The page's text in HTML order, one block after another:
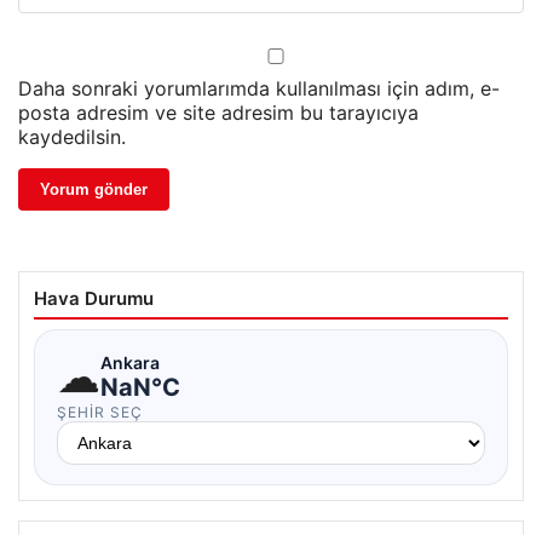
Daha sonraki yorumlarımda kullanılması için adım, e-
posta adresim ve site adresim bu tarayıcıya
kaydedilsin.
Hava Durumu
☁Ankara
NaN°C
ŞEHIR SEÇ